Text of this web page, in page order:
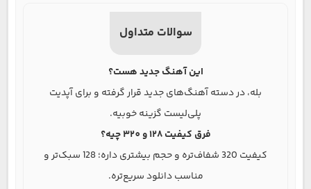
سوالات متداول
این آهنگ جدید هست؟
بله، در دسته آهنگ‌های جدید قرار گرفته و برای آپدیت
پلی‌لیست گزینه خوبیه.
فرق کیفیت 128 و 320 چیه؟
کیفیت 320 شفاف‌تره و حجم بیشتری داره؛ 128 سبک‌تر و
مناسب دانلود سریع‌تره.